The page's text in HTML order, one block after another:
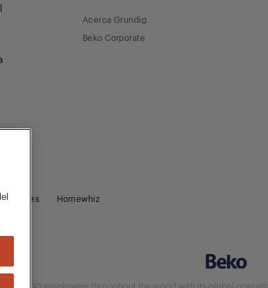
Acerca Grundig
Beko Corporate
Cookies Homewhiz
55,000 employees throughout the world with its global